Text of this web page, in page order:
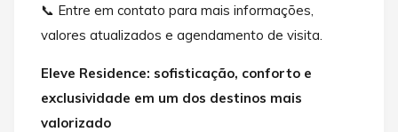
📞 Entre em contato para mais informações,
valores atualizados e agendamento de visita.
Eleve Residence: sofisticação, conforto e
exclusividade em um dos destinos mais
valorizado